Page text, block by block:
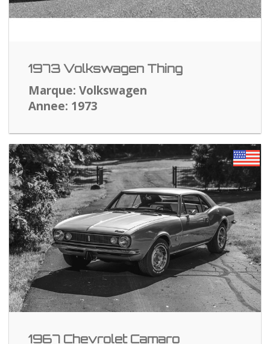
1973 Volkswagen Thing
Marque: Volkswagen
Annee: 1973
1967 Chevrolet Camaro